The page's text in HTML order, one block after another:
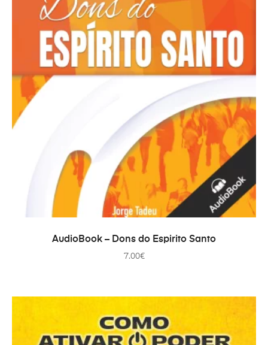
TOEVOEGEN AAN WINKELWAGEN
AudioBook – Dons do Espirito Santo
7.00€